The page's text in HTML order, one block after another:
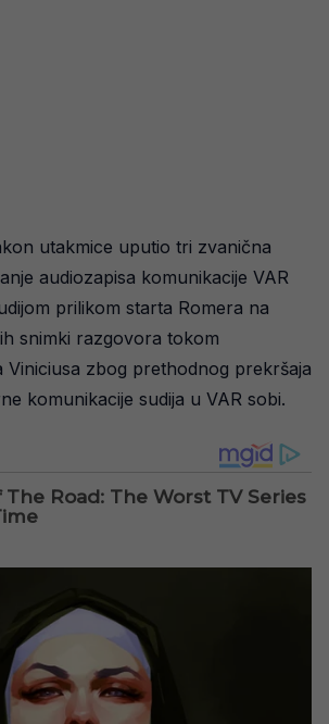
utakmice uputio tri zvanična
audiozapisa komunikacije VAR
prilikom starta Romera na
snimki razgovora tokom
Viniciusa zbog prethodnog prekršaja
komunikacije sudija u VAR sobi.